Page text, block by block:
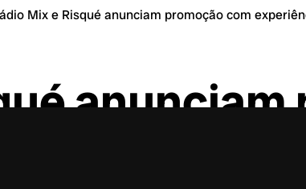
Mix e Risqué anunciam promoção com